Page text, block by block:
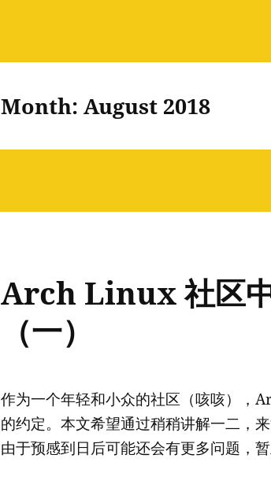
Month:August 2018
Arch Linux 社区
（一）
作为一个年轻和小众的社区（咳咳），
的约定。本文希望通过稍稍讲解一二，
由于预感到日后可能还会有更多问题，